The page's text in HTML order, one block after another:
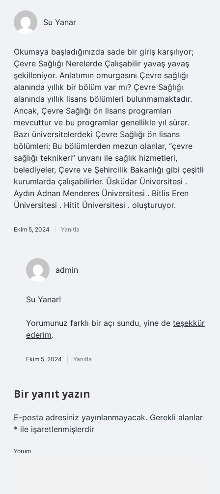
Su Yanar
Okumaya başladığınızda sade bir giriş karşılıyor;
Çevre Sağlığı Nerelerde Çalışabilir yavaş yavaş
şekilleniyor. Anlatımın omurgasını Çevre sağlığı
alanında yıllık bir bölüm var mı? Çevre Sağlığı
alanında yıllık lisans bölümleri bulunmamaktadır.
Ancak, Çevre Sağlığı ön lisans programları
mevcuttur ve bu programlar genellikle yıl sürer.
Bazı üniversitelerdeki Çevre Sağlığı ön lisans
bölümleri: Bu bölümlerden mezun olanlar, “çevre
sağlığı teknikeri” unvanı ile sağlık hizmetleri,
belediyeler, Çevre ve Şehircilik Bakanlığı gibi çeşitli
kurumlarda çalışabilirler. Üsküdar Üniversitesi .
Aydın Adnan Menderes Üniversitesi . Bitlis Eren
Üniversitesi . Hitit Üniversitesi . oluşturuyor.
Ekim 5, 2024 Yanıtla
admin
Su Yanar!
Yorumunuz farklı bir açı sundu, yine de teşekkür
ederim.
Ekim 5, 2024 Yanıtla
Bir yanıt yazın
E-posta adresiniz yayınlanmayacak. Gerekli alanlar
* ile işaretlenmişlerdir
Yorum